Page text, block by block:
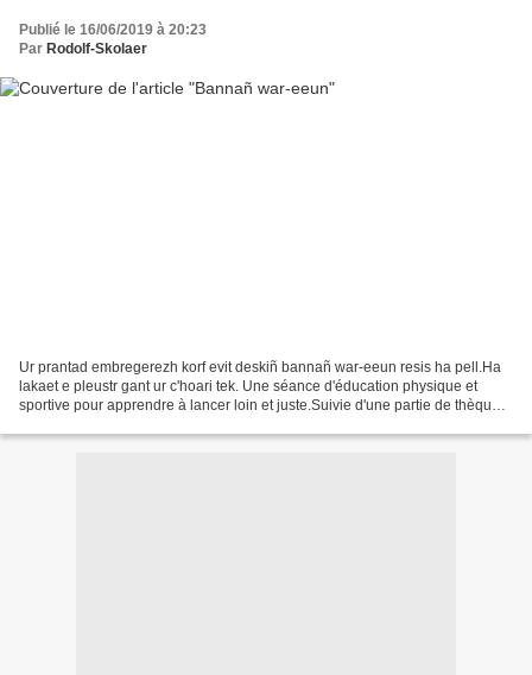
Publié le 16/06/2019 à 20:23
Par Rodolf-Skolaer
Ur prantad embregerezh korf evit deskiñ bannañ war-eeun resis ha pell.Ha
lakaet e pleustr gant ur c'hoari tek. Une séance d'éducation physique et
sportive pour apprendre à lancer loin et juste.Suivie d'une partie de thèque